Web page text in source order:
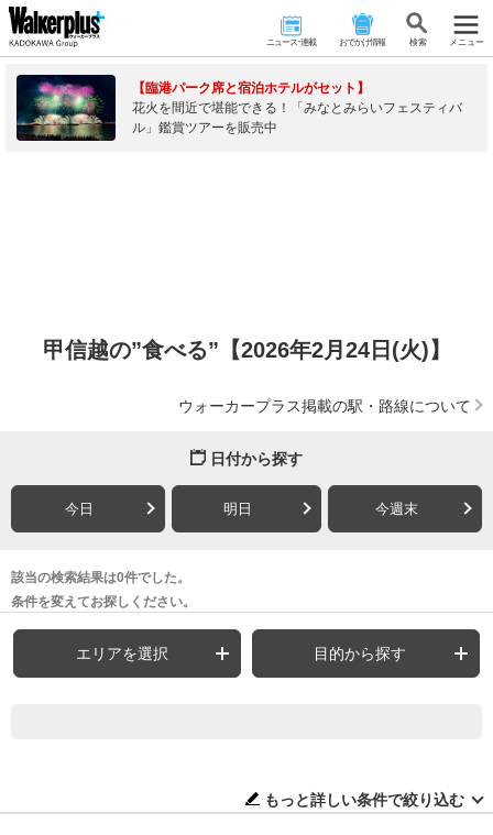
ニュース･連載 おでかけ情報 検 索 メニュー
【臨港パーク席と宿泊ホテルがセット】
花火を間近で堪能できる！「みなとみらいフェスティバ
ル」鑑賞ツアーを販売中
甲信越の”食べる”【2026年2月24日(火)】
ウォーカープラス掲載の駅・路線について
日付から探す
今日 明日 今週末
該当の検索結果は0件でした。
条件を変えてお探しください。
エリアを選択 目的から探す
もっと詳しい条件で絞り込む